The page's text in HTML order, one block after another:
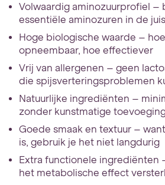
Volwaardig aminozuurprofiel –
essentiële aminozuren in de
Hoge biologische waarde –
opneembaar, hoe effectiever
Vrij van allergenen – geen
die spijsverteringsproblemen
Natuurlijke ingrediënten –
zonder kunstmatige
Goede smaak en textuur –
is, gebruik je het niet langdurig
Extra functionele ingrediënten
het metabolische effect